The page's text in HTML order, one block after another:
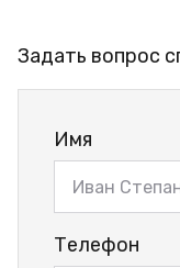
Задать вопрос
Имя
Телефон